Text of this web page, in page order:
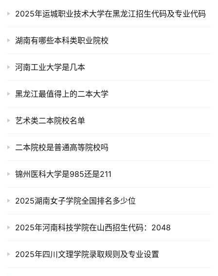
2025年运城职业技术大学在黑龙江招生代码及专业代码
湖南有哪些本科类职业院校
河南工业大学是几本
黑龙江最值得上的二本大学
艺术类二本院校名单
二本院校是普通高等院校吗
锦州医科大学是985还是211
2025湖南女子学院全国排名多少位
2025年河南科技学院在山西招生代码：2048
2025年四川文理学院录取规则及专业设置